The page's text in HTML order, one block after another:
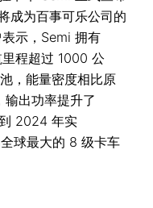
成为百事可乐公司的
示，Semi 拥有
程超过 1000 公
，能量密度相比原
出功率提升了
2024 年实
球最大的 8 级卡车